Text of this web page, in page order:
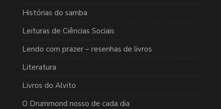
Histórias do samba
Leituras de Ciências Sociais
Lendo com prazer – resenhas de livros
Literatura
Livros do Alvito
O Drummond nosso de cada dia